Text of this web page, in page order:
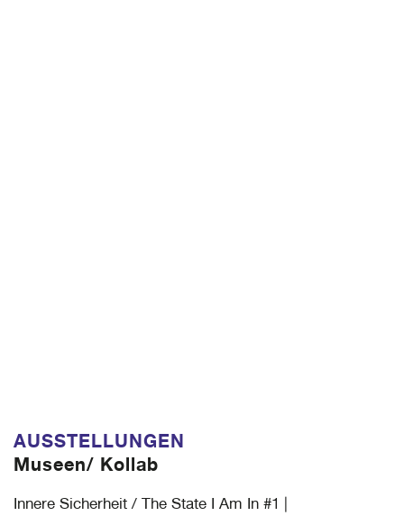
AUSSTELLUNGEN
Museen/ Kollab
Innere Sicherheit / The State I Am In #1 |